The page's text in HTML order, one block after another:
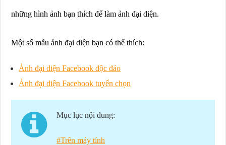
những hình ảnh bạn thích để làm ảnh đại diện.
Một số mẫu ảnh đại diện bạn có thể thích:
Ảnh đại diện Facebook độc đáo
Ảnh đại diện Facebook tuyển chọn
Mục lục nội dung:
#Trên máy tính